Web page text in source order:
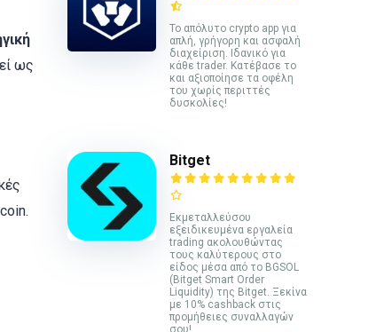
ως
Το απόλυτο crypto app για
απλή, γρήγορη και ασφαλή
διαχείριση. Ιδανικό για
κάθε trader. Κατέβασε το
και αξιοποίησε τα οφέλη
του χωρίς περιττές
δυσκολίες!
Bitget
Εκμεταλλεύσου
εξειδικευμένα εργαλεία
trading ακολουθώντας
τους καλύτερους στο
είδος μέσα από το BGSOL
(Bitget Smart Order
Liquidity) της Bitget. Ξεκίνα
με 10% cashback στις
προμήθειες συναλλαγών
σου!